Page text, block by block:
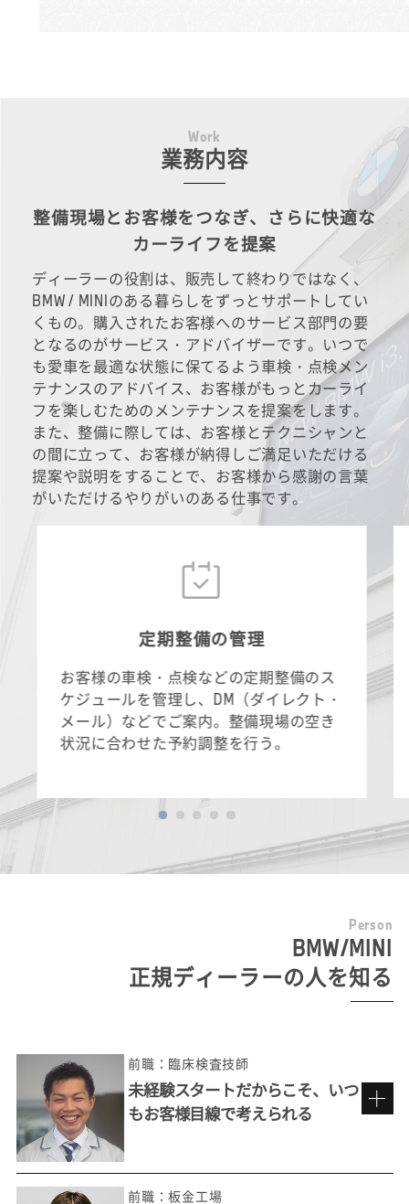
Work
業務内容
整備現場とお客様をつなぎ、さらに快適な
カーライフを提案
ディーラーの役割は、販売して終わりではなく、
BMW / MINIのある暮らしをずっとサポートしてい
くもの。購入されたお客様へのサービス部門の要
となるのがサービス・アドバイザーです。いつで
も愛車を最適な状態に保てるよう車検・点検メン
テナンスのアドバイス、お客様がもっとカーライ
フを楽しむためのメンテナンスを提案をします。
また、整備に際しては、お客様とテクニシャンと
の間に立って、お客様が納得しご満足いただける
提案や説明をすることで、お客様から感謝の言葉
がいただけるやりがいのある仕事です。
定期整備の管理
お客様の車検・点検などの定期整備のス
ケジュールを管理し、DM（ダイレクト・
メール）などでご案内。整備現場の空き
状況に合わせた予約調整を行う。
Person
BMW/MINI
正規ディーラーの人を知る
前職：臨床検査技師
未経験スタートだからこそ、いつ
もお客様目線で考えられる
前職：板金工場